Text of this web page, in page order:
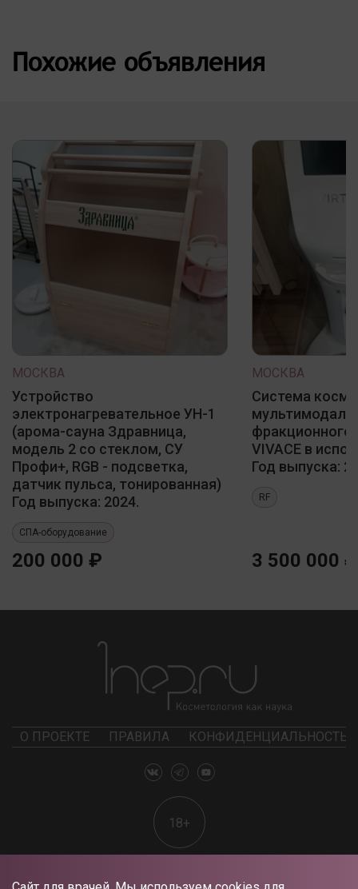
Похожие объявления
МОСКВА
Устройство
электронагревательное УН-1
(арома-сауна Здравница,
модель 2 со стеклом, СУ
Профи+, RGB - подсветка,
датчик пульса, тонированная)
Год выпуска: 2024.
СПА-оборудование
200 000 ₽
МОСКВА
Система
фракционного
VIVACE в
Год выпуска:
RF
3 500 000 ₽
О ПРОЕКТЕ ПРАВИЛА КОНФИДЕНЦИАЛЬНОСТЬ
18+